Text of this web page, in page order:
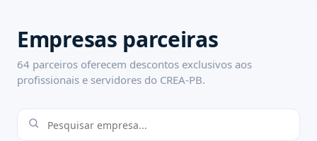
Empresas parceiras
64 parceiros oferecem descontos exclusivos aos
profissionais e servidores do CREA-PB.